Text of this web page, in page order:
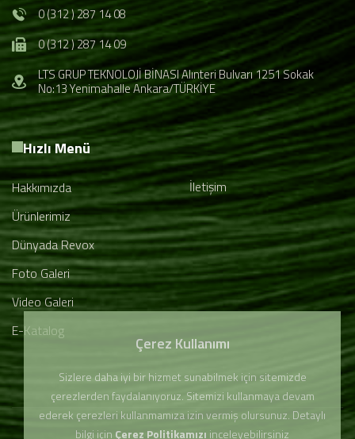
0 (312 ) 287 14 08
0 (312 ) 287 14 09
LTS GRUP TEKNOLOJİ BİNASI Alınteri Bulvarı 1251 Sokak
No:13 Yenimahalle Ankara/TÜRKİYE
Hızlı Menü
Hakkımızda
Ürünlerimiz
Dünyada Revox
Foto Galeri
Video Galeri
E-Katalog
İletişim
Çerez Kullanımı
Sizlere daha iyi bir hizmet sunabilmek için sitemizde
çerezlerden faydalanıyoruz. Sitemizi kullanmaya devam
ederek çerezleri kullanmamıza izin vermiş olursunuz. Detaylı
bilgi için Çerez Politikamızı inceleyebilirsiniz